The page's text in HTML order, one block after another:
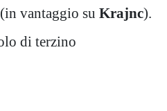
(in vantaggio su Krajnc).
di terzino